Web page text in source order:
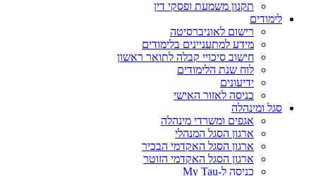
תקנון משמעת ופסקי דין
לימודים
רישום לאוניברסיטה
מידע למתעניינים בלימודים
חישוב סיכויי קבלה לתואר ראשון
לוח שנת הלימודים
ידיעונים
כניסה לאזור האישי
סגל ומינהלה
אגפים ומשרדי מינהלה
ארגון הסגל המנהלי
ארגון הסגל האקדמי הבכיר
ארגון הסגל האקדמי הזוטר
כניסה ל-My Tau